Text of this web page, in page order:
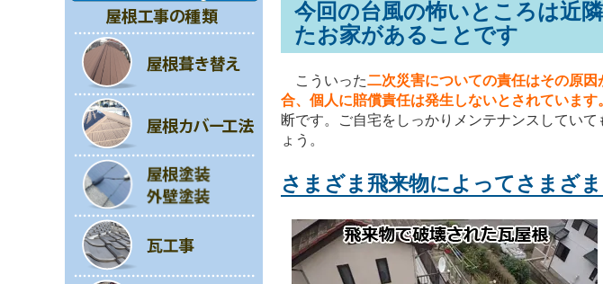
今回の台風の怖いところは近
たお家があることです
こういった二次災害についての責任はその原
合、個人に賠償責任は発生しないとされています
断です。ご自宅をしっかりメンテナンスしてい
ょう。
さまざま飛来物によってさまざ